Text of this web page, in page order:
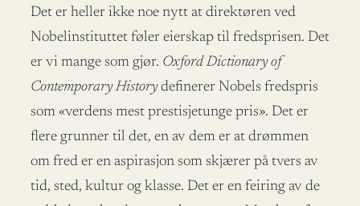
Det er heller ikke noe nytt at direktøren ved
Nobelinstituttet føler eierskap til fredsprisen. Det
er vi mange som gjør. Oxford Dictionary of
Contemporary Historydefinerer Nobels fredspris
som «verdens mest prestisjetunge pris». Det er
flere grunner til det, en av dem er at drømmen
om fred er en aspirasjon som skjærer på tvers av
tid, sted, kultur og klasse. Det er en feiring av de